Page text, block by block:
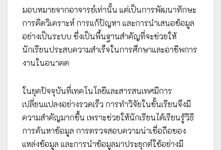
มอบหมายจากอาจารย์เท่านั้น แต่เป็นการพัฒนาทักษะ
การคิดวิเคราะห์ การแก้ปัญหา และการนำเสนอข้อมูล
อย่างเป็นระบบ ซึ่งเป็นพื้นฐานสำคัญที่จะช่วยให้
นักเรียนประสบความสำเร็จในการศึกษาและอาชีพการ
งานในอนาคต
ในยุคปัจจุบันที่เทคโนโลยีและสารสนเทศมีการ
เปลี่ยนแปลงอย่างรวดเร็ว การทำวิจัยในชั้นเรียนจึงมี
ความสำคัญมากขึ้น เพราะช่วยให้นักเรียนได้เรียนรู้วิธี
การค้นหาข้อมูล การตรวจสอบความน่าเชื่อถือของ
แหล่งข้อมูล และการนำข้อมูลมาประยุกต์ใช้อย่างมี